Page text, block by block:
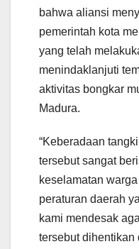
bahwa aliansi
pemerintah kota
yang telah
menindaklanjuti
aktivitas bongkar
Madura.
“Keberadaan
tersebut sangat
keselamatan
peraturan daerah
kami mendesak
tersebut dihentikan